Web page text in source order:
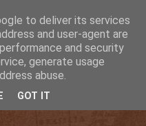
to deliver its services
and user-agent are
and security
generate usage
abuse.
GOT IT